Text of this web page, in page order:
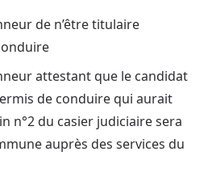
de n’être titulaire
attestant que le candidat
de conduire qui aurait
n°2 du casier judiciaire sera
auprès des services du